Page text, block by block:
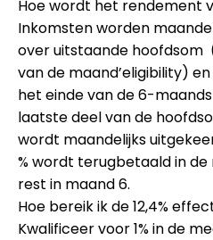
Hoe wordt het rendement
Inkomsten worden
overuitstaande hoofdsom
van de maand’eligibility)
het einde van de 6-
laatste deel van de
wordt maandelijks
% wordt terugbetaald in de
rest in maand 6.
Hoe bereik ik de 12,4%
Kwalificeer voor1%in de